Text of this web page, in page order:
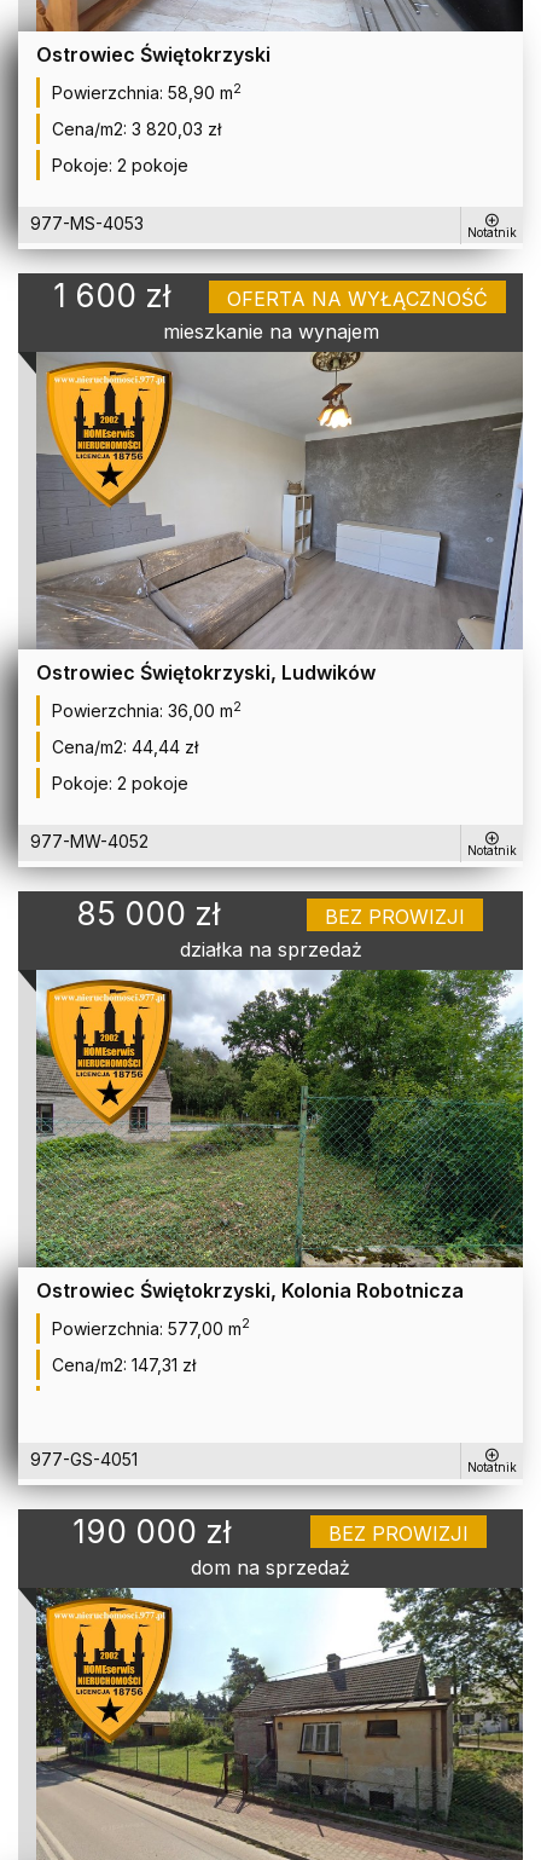
Ostrowiec Świętokrzyski
Powierzchnia: 58,90 m2
Cena/m2: 3 820,03 zł
Pokoje: 2 pokoje
977-MS-4053 Notatnik
1 600 zł
OFERTA NA WYŁĄCZNOŚĆ
mieszkanie na wynajem
Ostrowiec Świętokrzyski, Ludwików
Powierzchnia: 36,00 m2
Cena/m2: 44,44 zł
Pokoje: 2 pokoje
977-MW-4052 Notatnik
85 000 zł
BEZ PROWIZJI
działka na sprzedaż
Ostrowiec Świętokrzyski, Kolonia Robotnicza
Powierzchnia: 577,00 m2
Cena/m2: 147,31 zł
977-GS-4051 Notatnik
190 000 zł
BEZ PROWIZJI
dom na sprzedaż